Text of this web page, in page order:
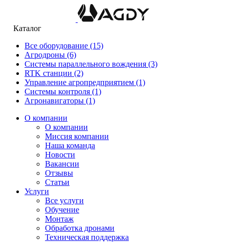
Каталог
Все оборудование (15)
Агродроны (6)
Системы параллельного вождения (3)
RTK станции (2)
Управление агропредприятием (1)
Системы контроля (1)
Агронавигаторы (1)
О компании
О компании
Миссия компании
Наша команда
Новости
Вакансии
Отзывы
Статьи
Услуги
Все услуги
Обучение
Монтаж
Обработка дронами
Техническая поддержка